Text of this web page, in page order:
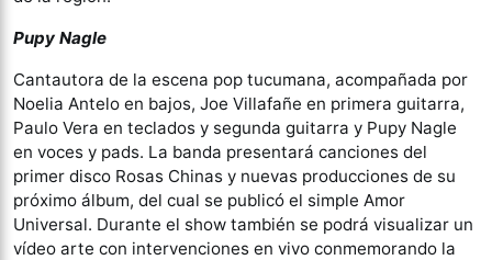
Pupy Nagle
Cantautora de la escena pop tucumana, acompañada por
Noelia Antelo en bajos, Joe Villafañe en primera guitarra,
Paulo Vera en teclados y segunda guitarra y Pupy Nagle
en voces y pads. La banda presentará canciones del
primer disco Rosas Chinas y nuevas producciones de su
próximo álbum, del cual se publicó el simple Amor
Universal. Durante el show también se podrá visualizar un
vídeo arte con intervenciones en vivo conmemorando la